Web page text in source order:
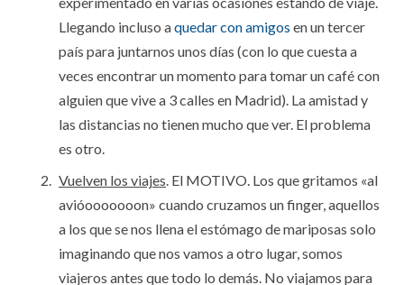
Llegando incluso aquedar con amigos en un tercer
país para juntarnos unos días (con lo que cuesta a
veces encontrar un momento para tomar un café con
alguien que vive a 3 calles en Madrid). La amistad y
las distancias no tienen mucho que ver. El problema
es otro.
Vuelven los viajes. El MOTIVO. Los que gritamos «al
avióooooooon» cuando cruzamos un finger, aquellos
a los que se nos llena el estómago de mariposas solo
imaginando que nos vamos a otro lugar, somos
viajeros antes que todo lo demás. No viajamos para